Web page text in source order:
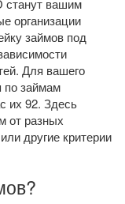
вашим
организации
займов под
Для вашего
по займам
их 92. Здесь
от разных
другие критерии